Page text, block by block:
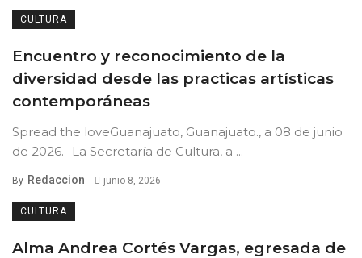
CULTURA
Encuentro y reconocimiento de la
diversidad desde las practicas artísticas
contemporáneas
Spread the loveGuanajuato, Guanajuato., a 08 de junio
de 2026.- La Secretaría de Cultura, a ...
By Redaccion junio 8, 2026
CULTURA
Alma Andrea Cortés Vargas, egresada de